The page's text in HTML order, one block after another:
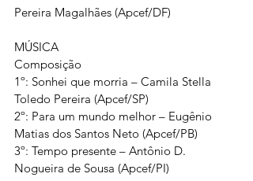
Pereira Magalhães (Apcef/DF)
MÚSICA
Composição
1º: Sonhei que morria – Camila Stella
Toledo Pereira (Apcef/SP)
2º: Para um mundo melhor – Eugênio
Matias dos Santos Neto (Apcef/PB)
3º: Tempo presente – Antônio D.
Nogueira de Sousa (Apcef/PI)